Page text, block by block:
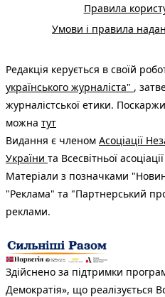
Правила
Умови і правила
Редакція керується в своїй
українського журналіста" ,
журналістської етики.
можна тут
Видання є членом Асоціації
України та Всесвітньої
Матеріали з позначками
"Реклама" та "Партнерський
реклами.
Здійснено за підтримки
Демократія», що реалізується